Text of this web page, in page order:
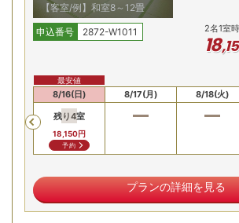
名湯「城崎温泉」は、肌に優しい「とろ湯
敷きが心地よい大浴場でお楽しみください
を誇る岩風呂も併設。ゆったりとおくつろ
【客室/例】和室8～12畳
申込番号 2872-W1011 2名1室
18,
Previous
8/16(日)
残り4室
18,150円
予約
最安値
8/17(月) 8/18(火)
プランの詳細を見る